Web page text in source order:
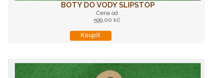
BOTY DO VODY SLIPSTOP
Cena od
599,00 kč
Koupit